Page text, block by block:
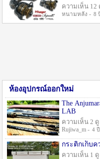
ความเห็น 12
หนามหลัง - 8 ปี
ห้องอุปกรณ์ออกใหม่
The
LAB
ความเห็น 2 ดู
Rujiwa_m - 4 ปี
กระติกเก็บ
ความเห็น 1 ดู